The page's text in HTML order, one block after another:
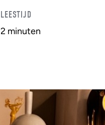
LEESTIJD
2 minuten